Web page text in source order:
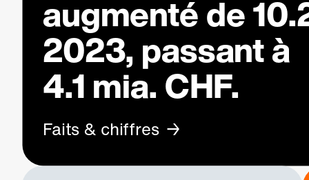
augmenté de
2023, passant à
4.1 mia. CHF.
Faits & chiffres